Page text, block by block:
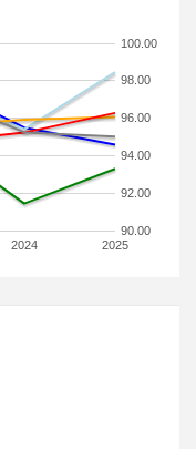
2024 2025
90.00
92.00
94.00
96.00
98.00
100.00